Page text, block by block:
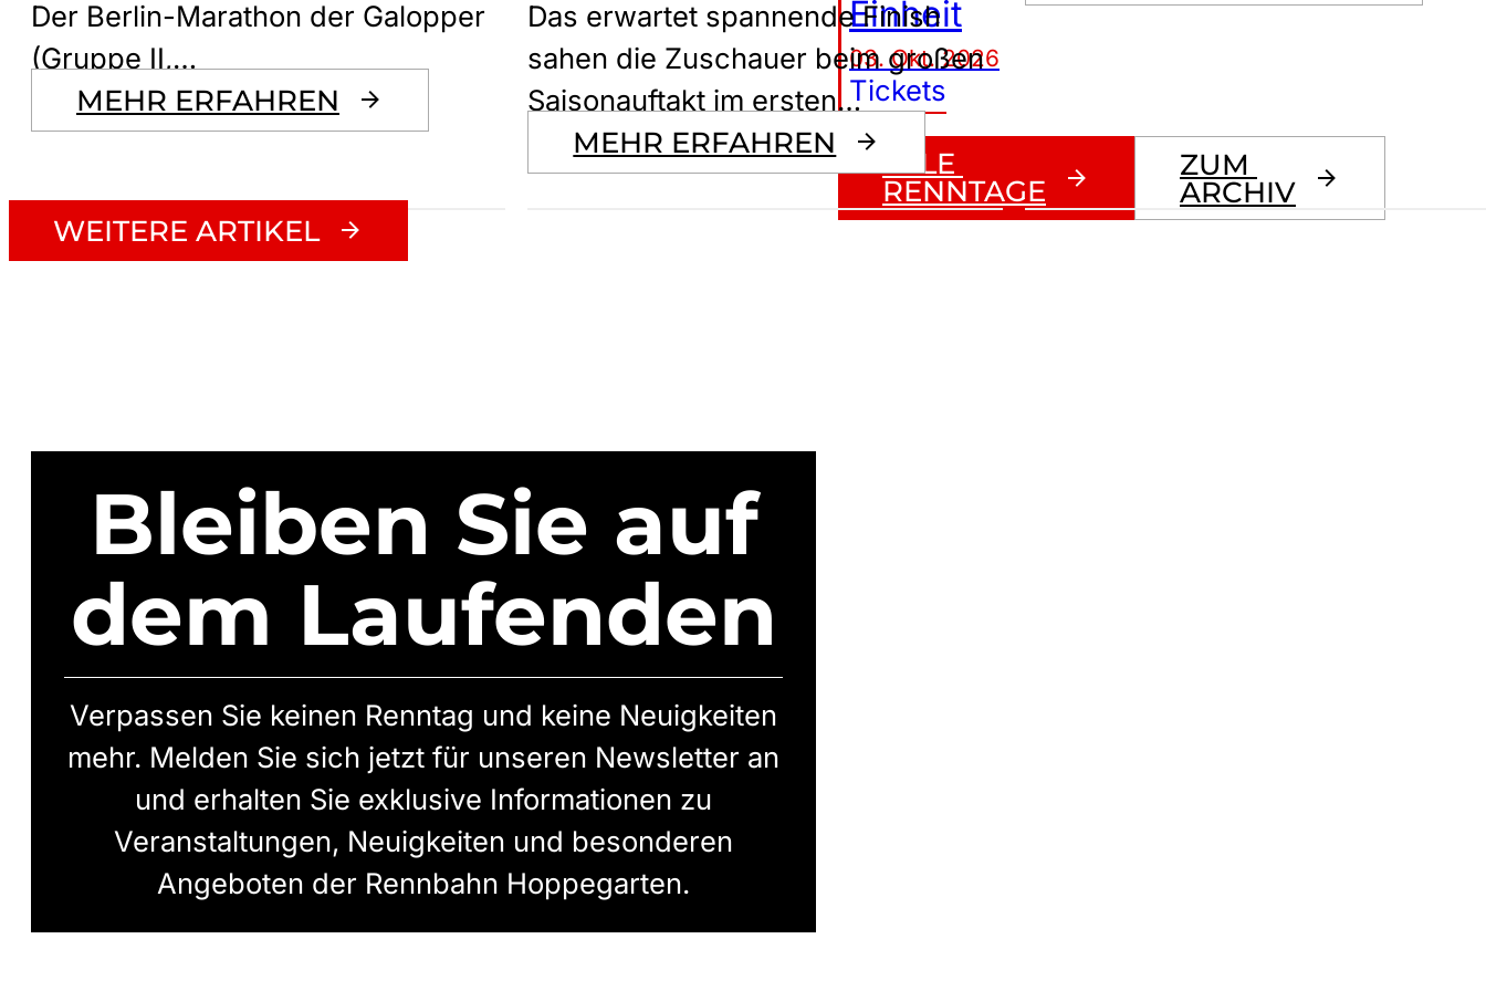
Einheit
03. Okt. 2026
Tickets
ALLE
RENNTAGE
ZUM
ARCHIV
Der Berlin-Marathon der Galopper
(Gruppe II,…
MEHR ERFAHREN
Das erwartet spannende Finish
sahen die Zuschauer beim großen
Saisonauftakt im ersten…
MEHR ERFAHREN
WEITERE ARTIKEL
Bleiben Sie auf
dem Laufenden
Verpassen Sie keinen Renntag und keine Neuigkeiten
mehr. Melden Sie sich jetzt für unseren Newsletter an
und erhalten Sie exklusive Informationen zu
Veranstaltungen, Neuigkeiten und besonderen
Angeboten der Rennbahn Hoppegarten.